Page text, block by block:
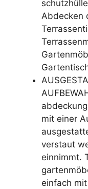
Abdecken
mit einer
verstaut
einnimmt.
einfach